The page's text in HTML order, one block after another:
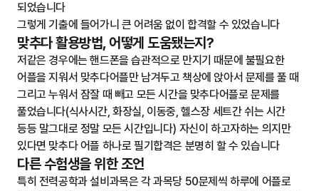
되었습니다
그렇게 기출에 들어가니 큰 어려움 없이 합격할 수 있었습니다
맞추다 활용방법, 어떻게 도움됐는지?
저같은 경우에는 핸드폰을 습관적으로 만지기 때문에 불필요한
어플을 지워서 맞추다어플만 남겨두고 책상에 앉아서 문제를 풀 때
그리고 누워서 잠잘 때 빼고 모든 시간을 맞추다어플로 문제를
풀었습니다(식사시간, 화장실, 이동중, 헬스장 세트간 쉬는 시간
등등 말그대로 정말 모든 시간입니다) 자신이 하고자하는 의지만
있다면 맞추다 어플 하나로 필기합격은 분명히 할 수 있습니다
다른 수험생을 위한 조언
특히 전력공학과 설비과목은 각 과목당 50문제씩 하루에 어플로